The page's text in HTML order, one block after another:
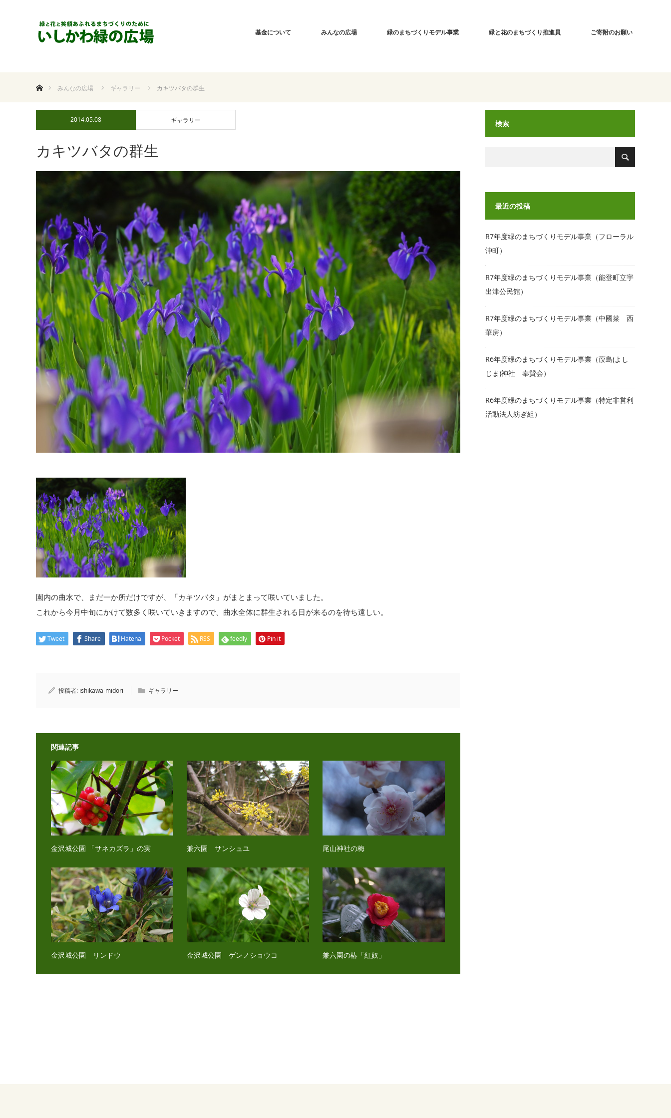
基金について みんなの広場 緑のまちづくりモデル事業 緑と花のまちづくり推進員 ご寄附のお願い
みんなの広場
ギャラリー カキツバタの群生
2014.05.08 ギャラリー
カキツバタの群生
園内の曲水で、まだ一か所だけですが、「カキツバタ」がまとまって咲いていました。
これから今月中旬にかけて数多く咲いていきますので、曲水全体に群生される日が来るのを待ち遠しい。
Tweet Share Hatena Pocket RSS feedly Pin it
投稿者: ishikawa-midori ギャラリー
関連記事
金沢城公園 「サネカズラ」の実 兼六園 サンシュユ 尾山神社の梅
金沢城公園 リンドウ 金沢城公園 ゲンノショウコ 兼六園の椿「紅奴」
検索
最近の投稿
R7年度緑のまちづくりモデル事業（フローラル
沖町）
R7年度緑のまちづくりモデル事業（能登町立宇
出津公民館）
R7年度緑のまちづくりモデル事業（中國菜 西
華房）
R6年度緑のまちづくりモデル事業（葭島(よし
じま)神社 奉賛会）
R6年度緑のまちづくりモデル事業（特定非営利
活動法人紡ぎ組）